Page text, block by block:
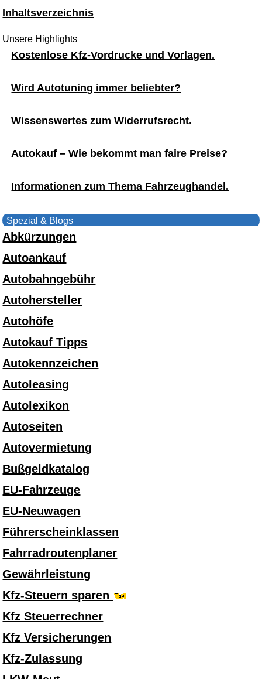
Inhaltsverzeichnis
Unsere Highlights
Kostenlose Kfz-Vordrucke und Vorlagen.
Wird Autotuning immer beliebter?
Wissenswertes zum Widerrufsrecht.
Autokauf – Wie bekommt man faire Preise?
Informationen zum Thema Fahrzeughandel.
Spezial & Blogs
Abkürzungen
Autoankauf
Autobahngebühr
Autohersteller
Autohöfe
Autokauf Tipps
Autokennzeichen
Autoleasing
Autolexikon
Autoseiten
Autovermietung
Bußgeldkatalog
EU-Fahrzeuge
EU-Neuwagen
Führerscheinklassen
Fahrradroutenplaner
Gewährleistung
Kfz-Steuern sparen
Kfz Steuerrechner
Kfz Versicherungen
Kfz-Zulassung